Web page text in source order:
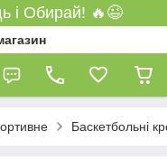
і Обирай! 🔥😉
Баскетбольні